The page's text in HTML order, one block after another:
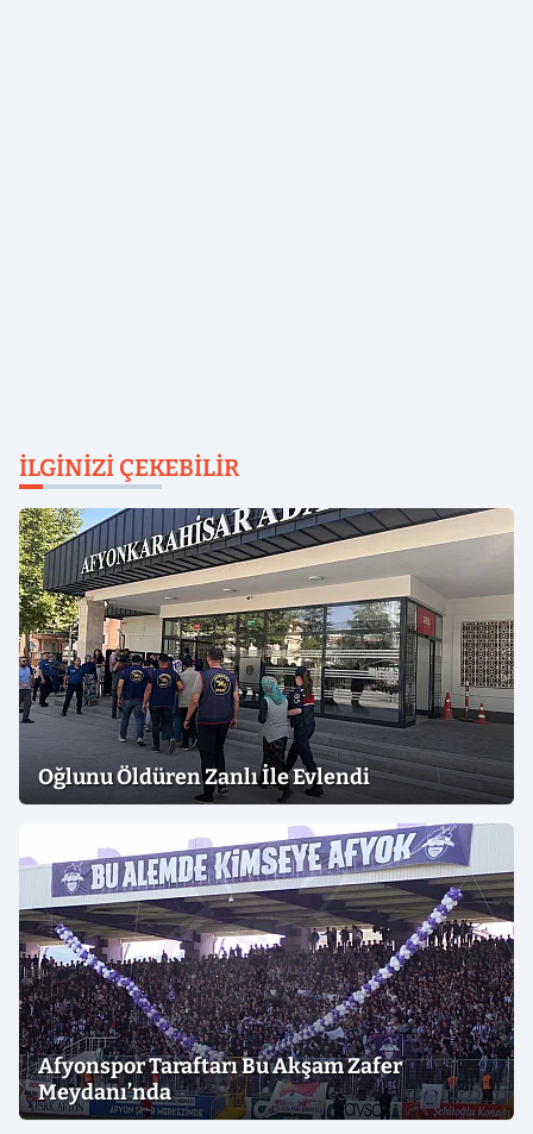
İLGINIZI ÇEKEBILIR
Oğlunu Öldüren Zanlı İle Evlendi
Afyonspor Taraftarı Bu Akşam Zafer
Meydanı’nda